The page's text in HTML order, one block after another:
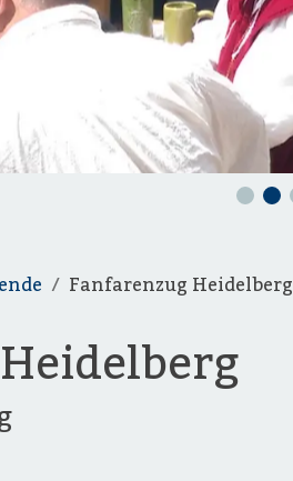
Fanfarenzug Heidelberg